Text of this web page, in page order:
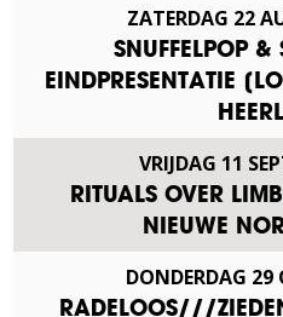
ZATERDAG 22
SNUFFELPOP &
EINDPRESENTATIE
VRIJDAG 11
RITUALS OVER
NIEUWE
DONDERDAG 29
RADELOOS///